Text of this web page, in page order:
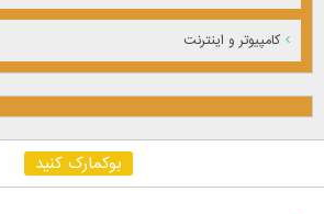
کامپیوتر و اینترنت
بوکمارک کنید